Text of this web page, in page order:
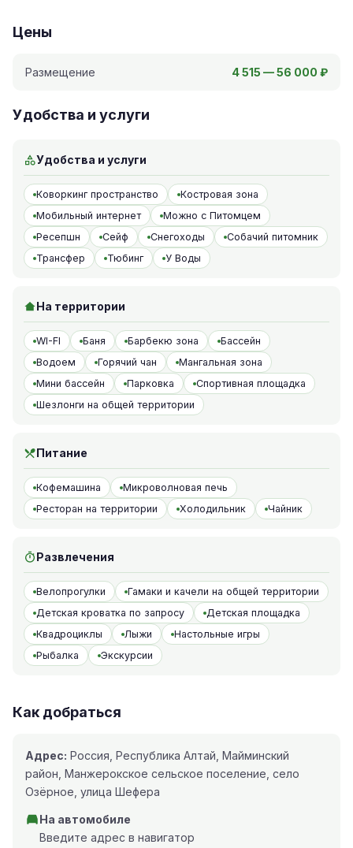
Цены
Размещение 4 515 — 56 000 ₽
Удобства и услуги
Удобства и услуги
Коворкинг пространство
Костровая зона
Мобильный интернет
Можно с Питомцем
Ресепшн
Сейф Снегоходы
Собачий питомник
Трансфер
Тюбинг У Воды
На территории
WI-FI Баня Барбекю зона
Бассейн
Водоем
Горячий чан
Мангальная зона
Мини бассейн
Парковка
Спортивная площадка
Шезлонги на общей территории
Питание
Кофемашина
Микроволновая печь
Ресторан на территории
Холодильник Чайник
Развлечения
Велопрогулки
Гамаки и качели на общей территории
Детская кроватка по запросу
Детская площадка
Квадроциклы
Лыжи
Настольные игры
Рыбалка
Экскурсии
Как добраться
Адрес: Россия, Республика Алтай, Майминский
район, Манжерокское сельское поселение, село
Озёрное, улица Шефера
На автомобиле
Введите адрес в навигатор